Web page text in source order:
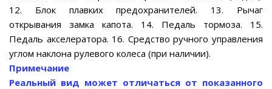
12. Блок плавких предохранителей. 13. Рычаг
открывания замка капота. 14. Педаль тормоза. 15.
Педаль акселератора. 16. Средство ручного управления
углом наклона рулевого колеса (при наличии).
Примечание
Реальный вид может отличаться от показанного